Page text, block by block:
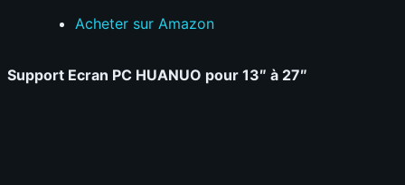
Acheter sur Amazon
Support Ecran PC HUANUO pour 13″ à 27″